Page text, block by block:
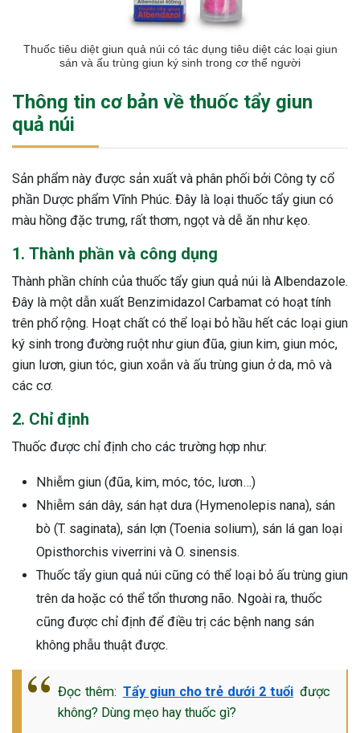
Thuốc tiêu diệt giun quả núi có tác dụng tiêu diệt các loại giun
sán và ấu trùng giun ký sinh trong cơ thể người
Thông tin cơ bản về thuốc tẩy giun
quả núi
Sản phẩm này được sản xuất và phân phối bởi Công ty cổ
phần Dược phẩm Vĩnh Phúc. Đây là loại thuốc tẩy giun có
màu hồng đặc trưng, rất thơm, ngọt và dễ ăn như kẹo.
1. Thành phần và công dụng
Thành phần chính của thuốc tẩy giun quả núi là Albendazole.
Đây là một dẫn xuất Benzimidazol Carbamat có hoạt tính
trên phổ rộng. Hoạt chất có thể loại bỏ hầu hết các loại giun
ký sinh trong đường ruột như giun đũa, giun kim, giun móc,
giun lươn, giun tóc, giun xoắn và ấu trùng giun ở da, mô và
các cơ.
2. Chỉ định
Thuốc được chỉ định cho các trường hợp như:
Nhiễm giun (đũa, kim, móc, tóc, lươn…)
Nhiễm sán dây, sán hạt dưa (Hymenolepis nana), sán
bò (T. saginata), sán lợn (Toenia solium), sán lá gan loại
Opisthorchis viverrini và O. sinensis.
Thuốc tẩy giun quả núi cũng có thể loại bỏ ấu trùng giun
trên da hoặc có thể tổn thương não. Ngoài ra, thuốc
cũng được chỉ định để điều trị các bệnh nang sán
không phẫu thuật được.
Đọc thêm: Tẩy giun cho trẻ dưới 2 tuổi được
không? Dùng mẹo hay thuốc gì?